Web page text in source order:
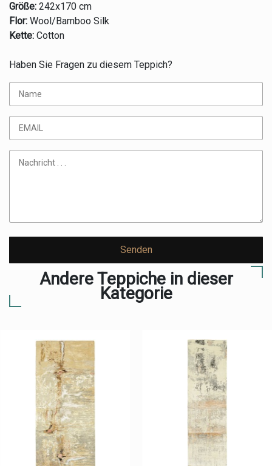
Größe: 242x170 cm
Flor: Wool/Bamboo Silk
Kette: Cotton
Haben Sie Fragen zu diesem Teppich?
Senden
Andere Teppiche in dieser
Kategorie